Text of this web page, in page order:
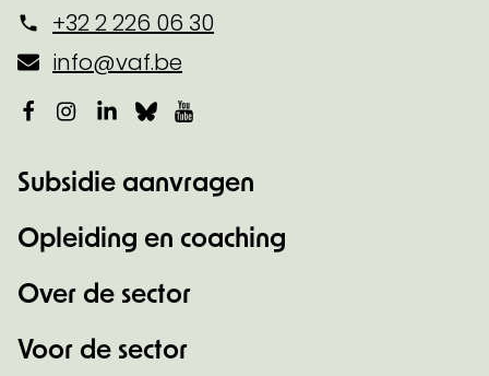
+32 2 226 06 30
info@vaf.be
Facebook
Instagram
LinkedIn
Bluesky
Subsidie aanvragen
Opleiding en coaching
Over de sector
Voor de sector